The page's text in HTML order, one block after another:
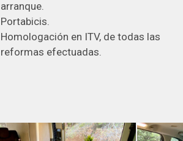
arranque.
Portabicis.
Homologación en ITV, de todas las
reformas efectuadas.